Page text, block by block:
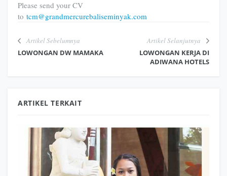
Please send your CV
to tcm@grandmercurebaliseminyak.com
Artikel Sebelumnya
LOWONGAN DW MAMAKA
Artikel Selanjutnya
LOWONGAN KERJA DI
ADIWANA HOTELS
ARTIKEL TERKAIT